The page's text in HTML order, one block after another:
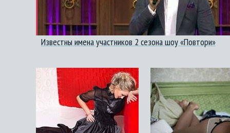
Известны имена участников 2 сезона шоу «Повтори»